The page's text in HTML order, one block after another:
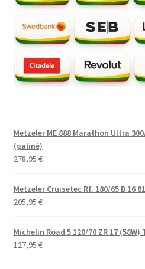
Metzeler ME 888 Marathon Ultra
(galinė)
278,95 €
Metzeler Cruisetec Rf. 180/65 B 16
205,95 €
Michelin Road 5 120/70 ZR 17
127,95 €